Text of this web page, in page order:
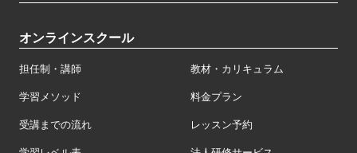
オンラインスクール
担任制・講師 教材・カリキュラム
学習メソッド 料金プラン
受講までの流れ レッスン予約